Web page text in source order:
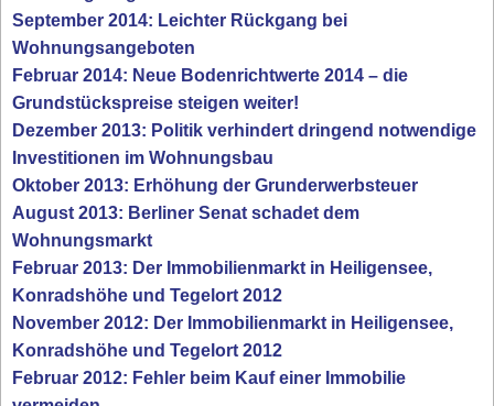
September 2014: Leichter Rückgang bei
Wohnungsangeboten
Februar 2014: Neue Bodenrichtwerte 2014 – die
Grundstückspreise steigen weiter!
Dezember 2013: Politik verhindert dringend notwendige
Investitionen im Wohnungsbau
Oktober 2013: Erhöhung der Grunderwerbsteuer
August 2013: Berliner Senat schadet dem
Wohnungsmarkt
Februar 2013: Der Immobilienmarkt in Heiligensee,
Konradshöhe und Tegelort 2012
November 2012: Der Immobilienmarkt in Heiligensee,
Konradshöhe und Tegelort 2012
Februar 2012: Fehler beim Kauf einer Immobilie